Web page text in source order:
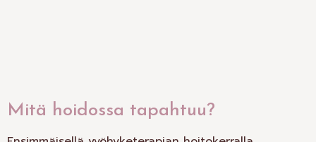
Mitä hoidossa tapahtuu?